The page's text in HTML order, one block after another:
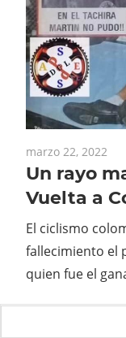
marzo 22, 2022
Un rayo
Vuelta a
El ciclismo
fallecimiento el
quien fue el